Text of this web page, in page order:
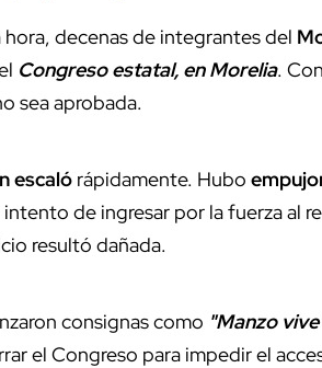
decenas de integrantes del
Congreso estatal, en Morelia.
sea aprobada.
escaló rápidamente. Hubo
intento de ingresar por la fuerza al
resultó dañada.
consignas como "Manzo
el Congreso para impedir el